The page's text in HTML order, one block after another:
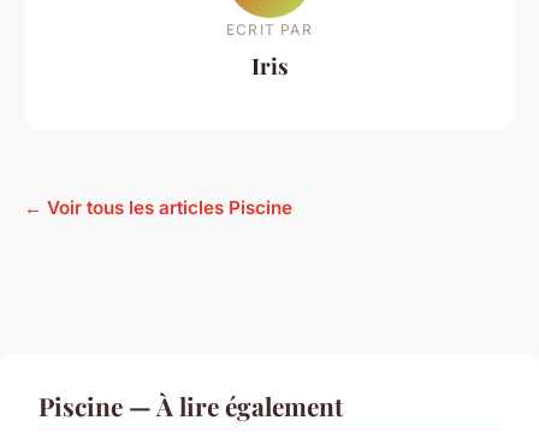
ECRIT PAR
Iris
← Voir tous les articles Piscine
Piscine — À lire également